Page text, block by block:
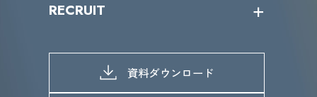
IRライブラリー
よくあるご質問
当グループのマテリアリティ
SDGs推進体制
D&Iの取り組み
RECRUIT
募集職種一覧
メッセージ
メンバーインタビュー
資料ダウンロード